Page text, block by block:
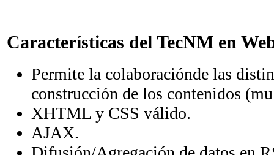
Características del TecNM en
Permite la colaboraciónde las
construcción de los contenidos
XHTML y CSS válido.
AJAX.